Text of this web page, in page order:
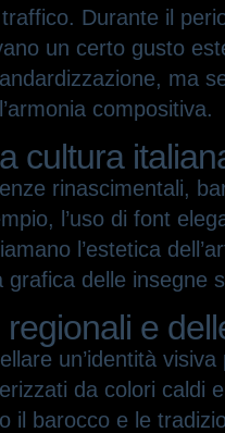
Durante il
un certo gusto
ma
compositiva.
cultura
rinascimentali,
l’uso di font
l’estetica
delle
e
un’identità
da colori
il barocco e le